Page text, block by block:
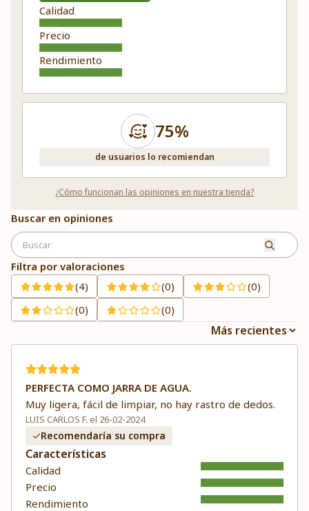
Calidad
Precio
Rendimiento
75%
de usuarios lo recomiendan
¿Cómo funcionan las opiniones en nuestra tienda?
Buscar en opiniones
Filtra por valoraciones
(4)
(0)
(0)
(0)
(0)
PERFECTA COMO JARRA DE AGUA.
Muy ligera, fácil de limpiar, no hay rastro de dedos.
LUIS CARLOS F. el 26-02-2024
Recomendaría su compra
Características
Calidad
Precio
Rendimiento